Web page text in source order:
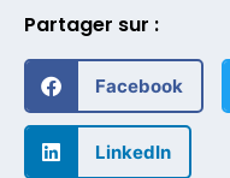
Partager sur :
Facebook
LinkedIn